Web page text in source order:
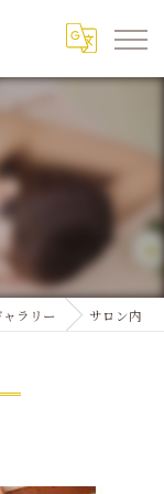
ャラリー サロン内